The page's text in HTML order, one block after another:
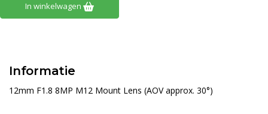
In winkelwagen
Informatie
12mm F1.8 8MP M12 Mount Lens (AOV approx. 30°)